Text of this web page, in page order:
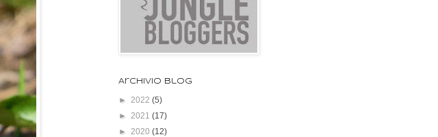
Archivio blog
► 2022 (5)
► 2021 (17)
► 2020 (12)